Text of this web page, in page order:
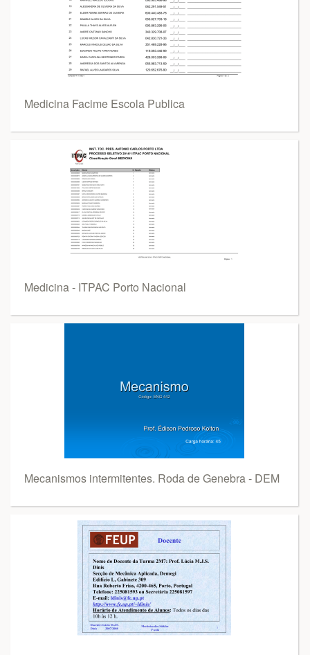
Medicina Facime Escola Publica
Medicina - ITPAC Porto Nacional
Mecanismos intermitentes. Roda de Genebra - DEM